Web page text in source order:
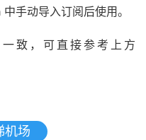
手动导入订阅后使用。
致，可直接参考上方
机场